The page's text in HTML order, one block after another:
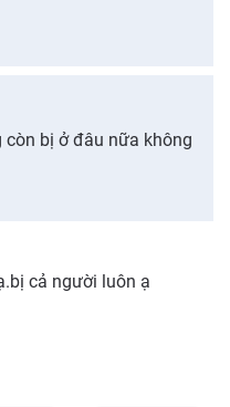
bị ở đâu nữa không
cả người luôn ạ